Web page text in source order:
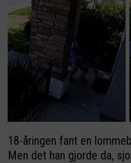
18-åringen fant en
Men det han gjorde da,